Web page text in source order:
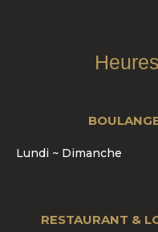
Lundi ~ Dimanche
RESTAURANT &